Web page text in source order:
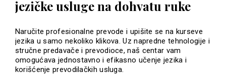
jezičke usluge na dohvatu ruke
Naručite profesionalne prevode i upišite se na kurseve
jezika u samo nekoliko klikova. Uz napredne tehnologije i
stručne predavače i prevodioce, naš centar vam
omogućava jednostavno i efikasno učenje jezika i
korišćenje prevodilačkih usluga.